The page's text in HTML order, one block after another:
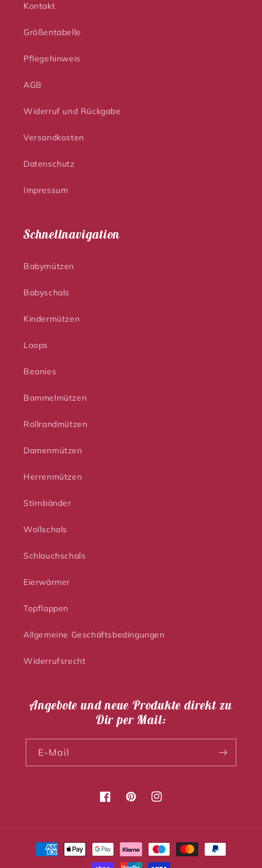
Kontakt
Größentabelle
Pflegehinweis
AGB
Widerruf und Rückgabe
Versandkosten
Datenschutz
Impressum
Schnellnavigation
Babymützen
Babyschals
Kindermützen
Loops
Beanies
Bommelmützen
Rollrandmützen
Damenmützen
Herrenmützen
Stirnbänder
Wollschals
Schlauchschals
Eierwärmer
Topflappen
Allgemeine Geschäftsbedingungen
Widerrufsrecht
Angebote und neue Produkte direkt zu
Dir per Mail:
E-Mail
FacebookPinterestInstagram
Zahlungsmethoden